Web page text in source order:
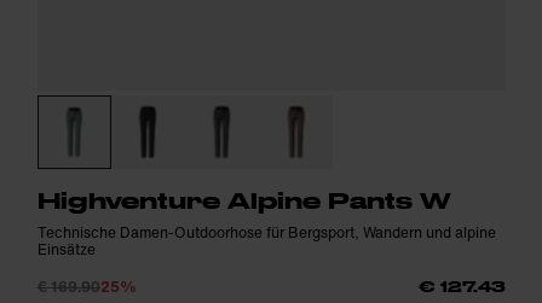
Highventure Alpine Pants W
Technische Damen-Outdoorhose für Bergsport, Wandern und alpine
Einsätze
€ 169.9025% € 127.43